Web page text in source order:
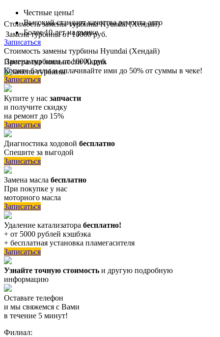
Честные цены!
Высокий стандарт качества ремонта авто
Более 10 лет на рынке
Записаться
Стоимость замены турбины Hyundai (Хендай)
Замена турбины от 10000 руб.
Стоимость замены турбины Hyundai (Хендай)
Замена турбины от 10000 руб.
ПрограммалояльностиАкция
Копите баллы и оплачивайте ими до 50% от суммы в чеке!
Записаться
Купите у нас запчасти
и получите скидку
на ремонт до 15%
Записаться
Диагностика ходовой бесплатно
Спешите за выгодой
Записаться
Замена масла бесплатно
При покупке у нас
моторного масла
Записаться
Удаление катализатора бесплатно!
+ от 5000 рублей кэшбэка
+ бесплатная установка пламегасителя
Записаться
Узнайте точную стоимость и другую подробную
информацию
Оставьте телефон
и мы свяжемся с Вами
в течение 5 минут!
Филиал: